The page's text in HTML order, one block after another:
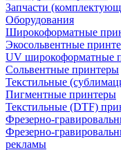
Запчасти
Оборудования
Широкоформатные
Экосольвентные
UV широкоформатные
Сольвентные принтеры
Текстильные
Пигментные принтеры
Текстильные (DTF)
Фрезерно-
Фрезерно-
рекламы